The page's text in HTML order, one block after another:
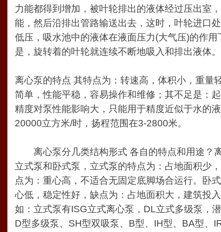
力能都得到增加，被叶轮排出的液体经过压出室
能，然后沿排出管路输送出去，这时，叶轮进口
低压，吸水池中的液体在液面压力(大气压)的作
是，旋转着的叶轮就连续不断地吸入和排出液体。
离心泵的特点 其特点为：转速高，体积小，重量
简单，性能平稳，容易操作和维修；其不足是：
精度对泵性能影响大，只能用于精度近似于水的
20000立方米/时，扬程范围在3-2800米。
离心泵分几类结构形式 各自的特点和用途？
立式泵和卧式泵，立式泵的特点为：占地面积少
点为：重心高，不适合无固定底脚场合运行。卧
心低，稳定性好，缺点为：占地面积大，建筑投
如：立式泵有ISG立式离心泵，DL立式多级泵，
D型多级泵、SH型双吸泵、B型、IH型、BA型、